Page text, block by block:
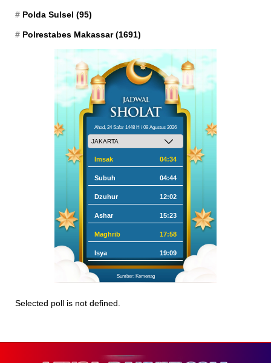
Polda Sulsel (95)
Polrestabes Makassar(1691)
Ahad, 24 Safar 1448 H / 09 Agustus 2026
Imsak 04:34
Subuh 04:44
Dzuhur 12:02
Ashar 15:23
Maghrib 17:58
Isya 19:09
Sumber: Kemenag
Selected poll is not defined.